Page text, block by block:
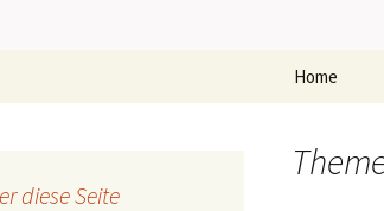
Home
diese Seite